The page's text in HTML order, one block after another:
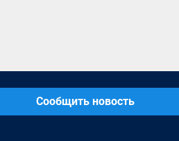
Сообщить новость